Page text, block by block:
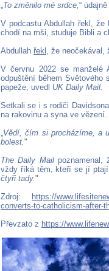
„To změnilo mé srdce,“
V podcastu Abdullah řekl,
chodí na mši, studuje Bibli a
Abdullah řekl , že neočekával,
V červnu 2022 se manželé
odpuštění během Světového
papeže, uvedl UK Daily Mail.
Setkali se i s rodiči
na rakovinu a syna ve vězení.
„Vědí, čím si procházíme, a
bolest."
The Daily Mailpoznamenal,
vždy říká těm, kteří se jí
čtyři tady."
Zdroj:
https://
converts-to-catholicism-after-
Převzato z https://